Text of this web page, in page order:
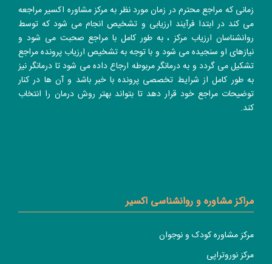
زمانی که مراجع محترم در زمان مورد نظر به مرکز مشاوره اکسیر مراجعه
می کند در ابتدا فرآیند ارزیابی و تشخیص انجام می شود که توسط
روانشناسان ارزیاب مرکز ، به طور کامل با مراجع صحبت می شود و
نیازهای او سنجیده می شود و با توجه به تشخیص ارزیاب پرونده مراجع
تشکیل می گردد و به درمانگر مربوطه ارجاع داده می شود تا درمانگر نیز
به طور کامل از شرایط تخصصی پرونده با خبر باشد و آن ها در کنار
توضیحات مراجع خود قرار دهد تا بتواند بهتر روش درمان را انتخاب
کند.
مراکز مشاوره و روانشناسی اکسیر
مرکز مشاوره کودک و نوجوان
مرکز نوروتراپی